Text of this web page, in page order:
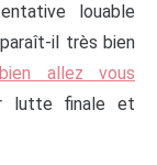
louable
il très bien
allez vous
lutte finale et